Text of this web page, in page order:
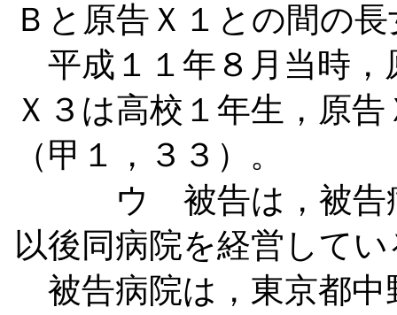
Ｂと原告Ｘ１との間の
平成１１年８月当時，
Ｘ３は高校１年生，原
（甲１，３３）。
ウ 被告は，被告病
以後同病院を経営して
被告病院は，東京都中